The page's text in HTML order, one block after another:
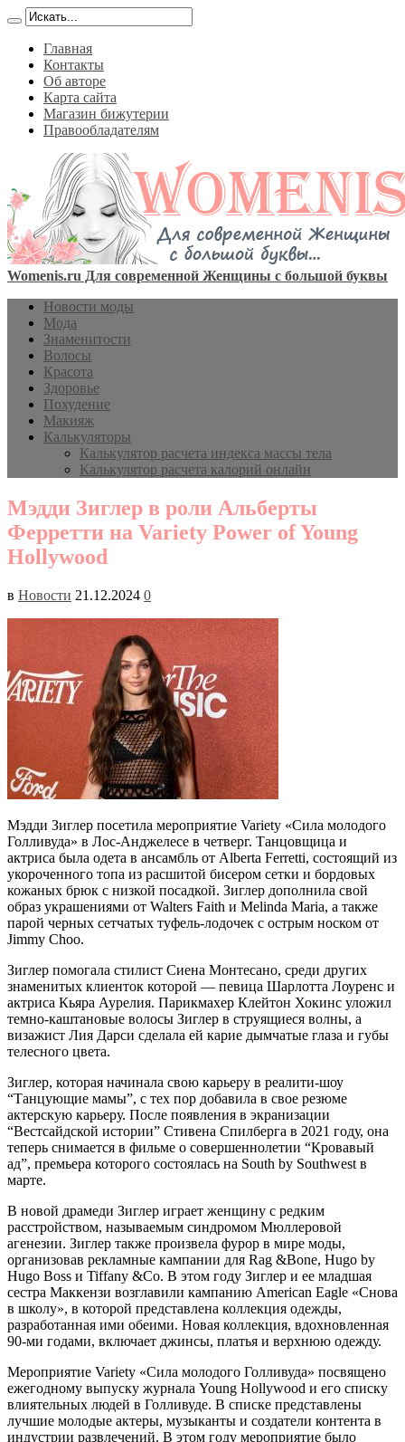
Главная
Контакты
Об авторе
Карта сайта
Магазин бижутерии
Правообладателям
Womenis.ru Для современной Женщины с большой буквы
Новости моды
Мода
Знаменитости
Волосы
Красота
Здоровье
Похудение
Макияж
Калькуляторы
Калькулятор расчета индекса массы тела
Калькулятор расчета калорий онлайн
Мэдди Зиглер в роли Альберты
Ферретти на Variety Power of Young
Hollywood
в Новости 21.12.2024 0
Мэдди Зиглер посетила мероприятие Variety «Сила молодого
Голливуда» в Лос-Анджелесе в четверг. Танцовщица и
актриса была одета в ансамбль от Alberta Ferretti, состоящий из
укороченного топа из расшитой бисером сетки и бордовых
кожаных брюк с низкой посадкой. Зиглер дополнила свой
образ украшениями от Walters Faith и Melinda Maria, а также
парой черных сетчатых туфель-лодочек с острым носком от
Jimmy Choo.
Зиглер помогала стилист Сиена Монтесано, среди других
знаменитых клиенток которой — певица Шарлотта Лоуренс и
актриса Кьяра Аурелия. Парикмахер Клейтон Хокинс уложил
темно-каштановые волосы Зиглер в струящиеся волны, а
визажист Лия Дарси сделала ей карие дымчатые глаза и губы
телесного цвета.
Зиглер, которая начинала свою карьеру в реалити-шоу
“Танцующие мамы”, с тех пор добавила в свое резюме
актерскую карьеру. После появления в экранизации
“Вестсайдской истории” Стивена Спилберга в 2021 году, она
теперь снимается в фильме о совершеннолетии “Кровавый
ад”, премьера которого состоялась на South by Southwest в
марте.
В новой драмеди Зиглер играет женщину с редким
расстройством, называемым синдромом Мюллеровой
агенезии. Зиглер также произвела фурор в мире моды,
организовав рекламные кампании для Rag &Bone, Hugo by
Hugo Boss и Tiffany &Co. В этом году Зиглер и ее младшая
сестра Маккензи возглавили кампанию American Eagle «Снова
в школу», в которой представлена коллекция одежды,
разработанная ими обеими. Новая коллекция, вдохновленная
90-ми годами, включает джинсы, платья и верхнюю одежду.
Мероприятие Variety «Сила молодого Голливуда» посвящено
ежегодному выпуску журнала Young Hollywood и его списку
влиятельных людей в Голливуде. В списке представлены
лучшие молодые актеры, музыканты и создатели контента в
индустрии развлечений. В этом году мероприятие было